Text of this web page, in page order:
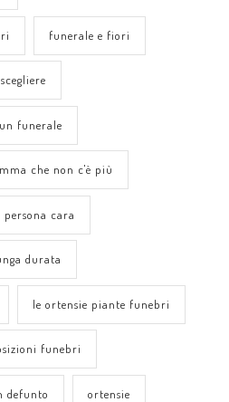
funerale e fiori
funerale
che non c'è più
cara
durata
le ortensie piante funebri
funebri
defunto ortensie